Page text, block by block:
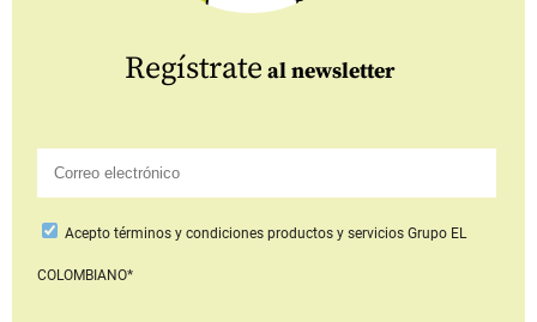
Regístrate al newsletter
Aceptotérminos y condiciones productos y serviciosGrupo EL
COLOMBIANO*